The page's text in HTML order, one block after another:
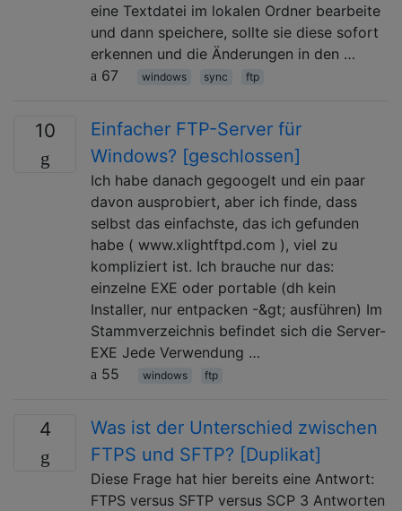
eine Textdatei im lokalen Ordner bearbeite
und dann speichere, sollte sie diese sofort
erkennen und die Änderungen in den …
67
windows sync ftp
10
Einfacher FTP-Server für
Windows? [geschlossen]
Ich habe danach gegoogelt und ein paar
davon ausprobiert, aber ich finde, dass
selbst das einfachste, das ich gefunden
habe ( www.xlightftpd.com ), viel zu
kompliziert ist. Ich brauche nur das:
einzelne EXE oder portable (dh kein
Installer, nur entpacken -&gt; ausführen) Im
Stammverzeichnis befindet sich die Server-
EXE Jede Verwendung …
55
windows ftp
4
Was ist der Unterschied zwischen
FTPS und SFTP? [Duplikat]
Diese Frage hat hier bereits eine Antwort:
FTPS versus SFTP versus SCP 3 Antworten